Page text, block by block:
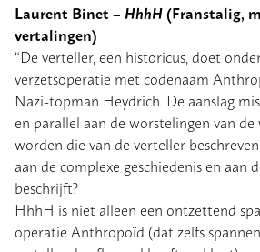
Laurent Binet – HhhH(Franstalig,
vertalingen)
“De verteller, een historicus, doet
verzetsoperatie met codenaam
Nazi-topman Heydrich. De aanslag
en parallel aan de worstelingen van de
worden die van de verteller
aan de complexe geschiedenis en aan
beschrijft?
HhhH is niet alleen een ontzettend
operatie Anthropoïd (dat zelfs